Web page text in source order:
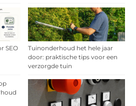
SEO
Tuinonderhoud het hele jaar
door: praktische tips voor een
verzorgde tuin